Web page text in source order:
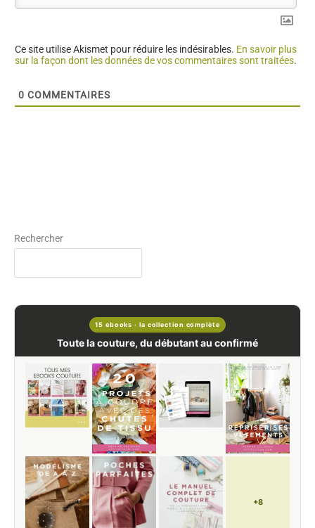
Ce site utilise Akismet pour réduire les indésirables. En savoir plus
sur la façon dont les données de vos commentaires sont traitées.
0 COMMENTAIRES
Rechercher
15 ebooks · la collection complète
Toute la couture, du débutant au confirmé
+8